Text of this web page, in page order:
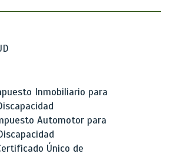
Inmobiliario para
Automotor para
Único de